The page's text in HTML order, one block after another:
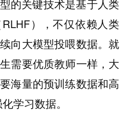
的关键技术是基于人类
），不仅依赖人类
向大模型投喂数据。就
需要优质教师一样，大
海量的预训练数据和高
学习数据。